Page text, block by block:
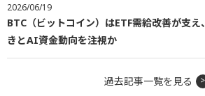
2026/06/19
BTC（ビットコイン）はETF需給改善が支
きとAI資金動向を注視か
過去記事一覧を見る